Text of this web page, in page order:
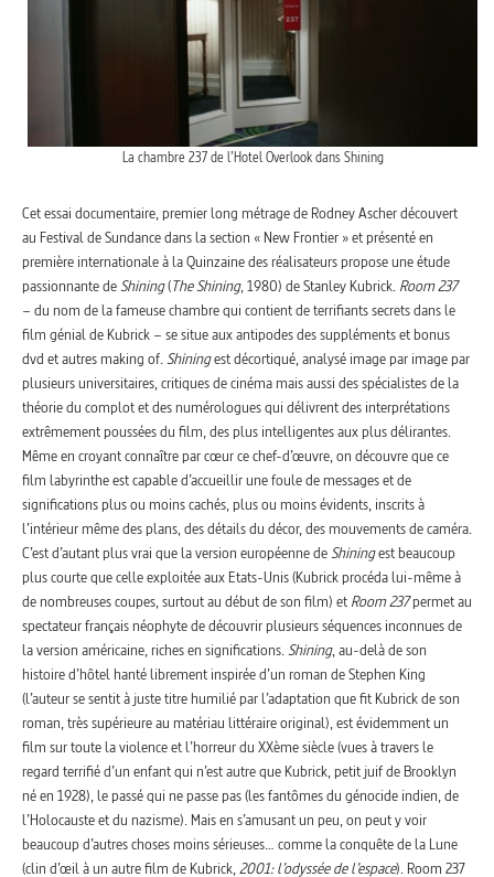
La chambre 237 de l’Hotel Overlook dans Shining
Cet essai documentaire, premier long métrage de Rodney Ascher découvert
au Festival de Sundance dans la section « New Frontier » et présenté en
première internationale à la Quinzaine des réalisateurs propose une étude
passionnante deShining(The Shining, 1980) de Stanley Kubrick. Room 237
– du nom de la fameuse chambre qui contient de terrifiants secrets dans le
film génial de Kubrick – se situe aux antipodes des suppléments et bonus
dvd et autres making of.Shiningest décortiqué, analysé image par image par
plusieurs universitaires, critiques de cinéma mais aussi des spécialistes de la
théorie du complot et des numérologues qui délivrent des interprétations
extrêmement poussées du film, des plus intelligentes aux plus délirantes.
Même en croyant connaître par cœur ce chef-d’œuvre, on découvre que ce
film labyrinthe est capable d’accueillir une foule de messages et de
significations plus ou moins cachés, plus ou moins évidents, inscrits à
l’intérieur même des plans, des détails du décor, des mouvements de caméra.
C’est d’autant plus vrai que la version européenne deShiningest beaucoup
plus courte que celle exploitée aux Etats-Unis (Kubrick procéda lui-même à
de nombreuses coupes, surtout au début de son film) et Room 237permet au
spectateur français néophyte de découvrir plusieurs séquences inconnues de
la version américaine, riches en significations.Shining, au-delà de son
histoire d’hôtel hanté librement inspirée d’un roman de Stephen King
(l’auteur se sentit à juste titre humilié par l’adaptation que fit Kubrick de son
roman, très supérieure au matériau littéraire original), est évidemment un
film sur toute la violence et l’horreur du XXème siècle (vues à travers le
regard terrifié d’un enfant qui n’est autre que Kubrick, petit juif de Brooklyn
né en 1928), le passé qui ne passe pas (les fantômes du génocide indien, de
l’Holocauste et du nazisme). Mais en s’amusant un peu, on peut y voir
beaucoup d’autres choses moins sérieuses… comme la conquête de la Lune
(clin d’œil à un autre film de Kubrick,2001: l’odyssée de l’espace). Room 237